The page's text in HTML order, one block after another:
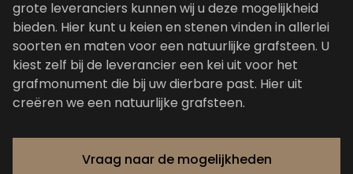
grote leveranciers kunnen wij u deze mogelijkheid
bieden. Hier kunt u keien en stenen vinden in allerlei
soorten en maten voor een natuurlijke grafsteen. U
kiest zelf bij de leverancier een kei uit voor het
grafmonument die bij uw dierbare past. Hier uit
creëren we een natuurlijke grafsteen.
Vraag naar de mogelijkheden